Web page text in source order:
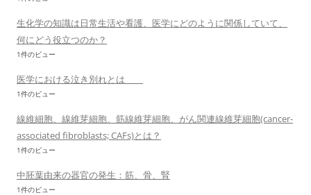
生化学の知識は日常生活や看護、医学にどのように関係していて、
何にどう役立つのか？
1件のビュー
医学における泣き別れとは
1件のビュー
線維細胞、線維芽細胞、筋線維芽細胞、がん関連線維芽細胞(cancer-
associated fibroblasts; CAFs)とは？
1件のビュー
中胚葉由来の器官の発生：筋、骨、腎
1件のビュー